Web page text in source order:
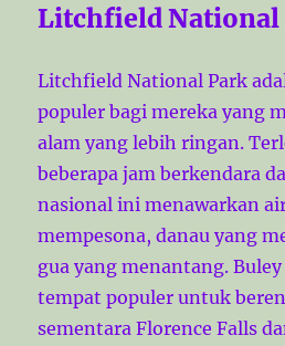
Litchfield National
Litchfield National Park
populer bagi mereka yang
alam yang lebih ringan.
beberapa jam berkendara
nasional ini menawarkan
mempesona, danau yang
gua yang menantang.
tempat populer untuk
sementara Florence Falls